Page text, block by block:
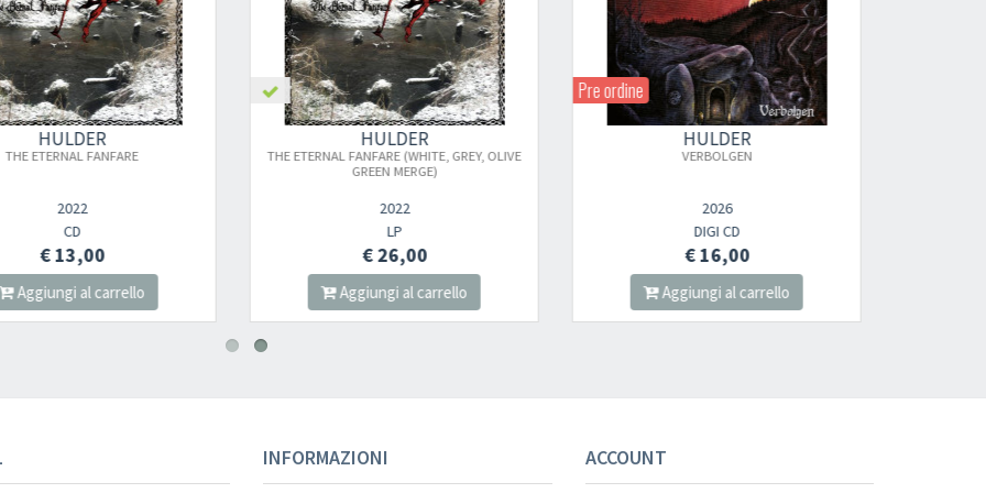
HULDER
ETERNAL FANFARE (WHITE, GREY, OLIVE
€ 26,00
Aggiungi al carrello
Pre ordine
HULDER
VERBOLGEN
€ 16,00
Aggiungi al carrello
Pre ordine
HULDER
VERBOLGEN (SPLATTER)
€ 30,00
Aggiungi al carrello
INFORMAZIONI ACCOUNT
Your registration cannot be validated.